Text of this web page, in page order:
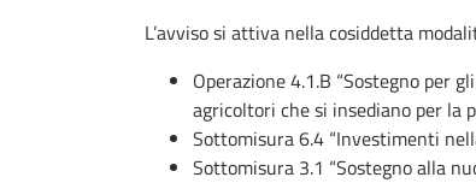
L’avviso si attiva nella cosiddetta
Operazione 4.1.B “Sostegno per
agricoltori che si insediano per la
Sottomisura 6.4 “Investimenti
Sottomisura 3.1 “Sostegno alla